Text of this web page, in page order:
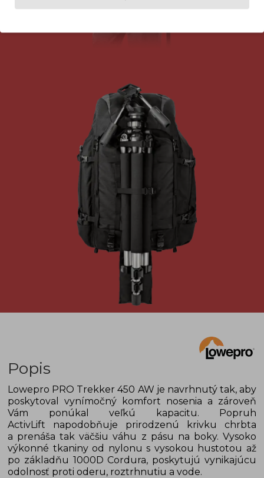
Popis
Lowepro PRO Trekker 450 AW je navrhnutý tak, aby
poskytoval vynímočný komfort nosenia a zároveň
Vám ponúkal veľkú kapacitu. Popruh
ActivLift napodobňuje prirodzenú krivku chrbta
a prenáša tak väčšiu váhu z pásu na boky. Vysoko
výkonné tkaniny od nylonu s vysokou hustotou až
po základňu 1000D Cordura, poskytujú vynikajúcu
odolnosť proti oderu, roztrhnutiu a vode.